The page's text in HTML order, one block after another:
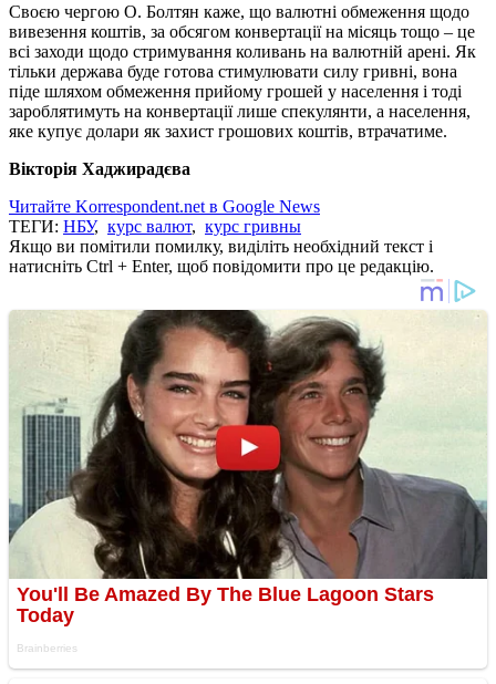
Своєю чергою О. Болтян каже, що валютні обмеження щодо
вивезення коштів, за обсягом конвертації на місяць тощо – це
всі заходи щодо стримування коливань на валютній арені. Як
тільки держава буде готова стимулювати силу гривні, вона
піде шляхом обмеження прийому грошей у населення і тоді
зароблятимуть на конвертації лише спекулянти, а населення,
яке купує долари як захист грошових коштів, втрачатиме.
Вікторія Хаджирадєва
Читайте Korrespondent.net в Google News
ТЕГИ: НБУ, курс валют, курс гривны
Якщо ви помітили помилку, виділіть необхідний текст і
натисніть Ctrl + Enter, щоб повідомити про це редакцію.